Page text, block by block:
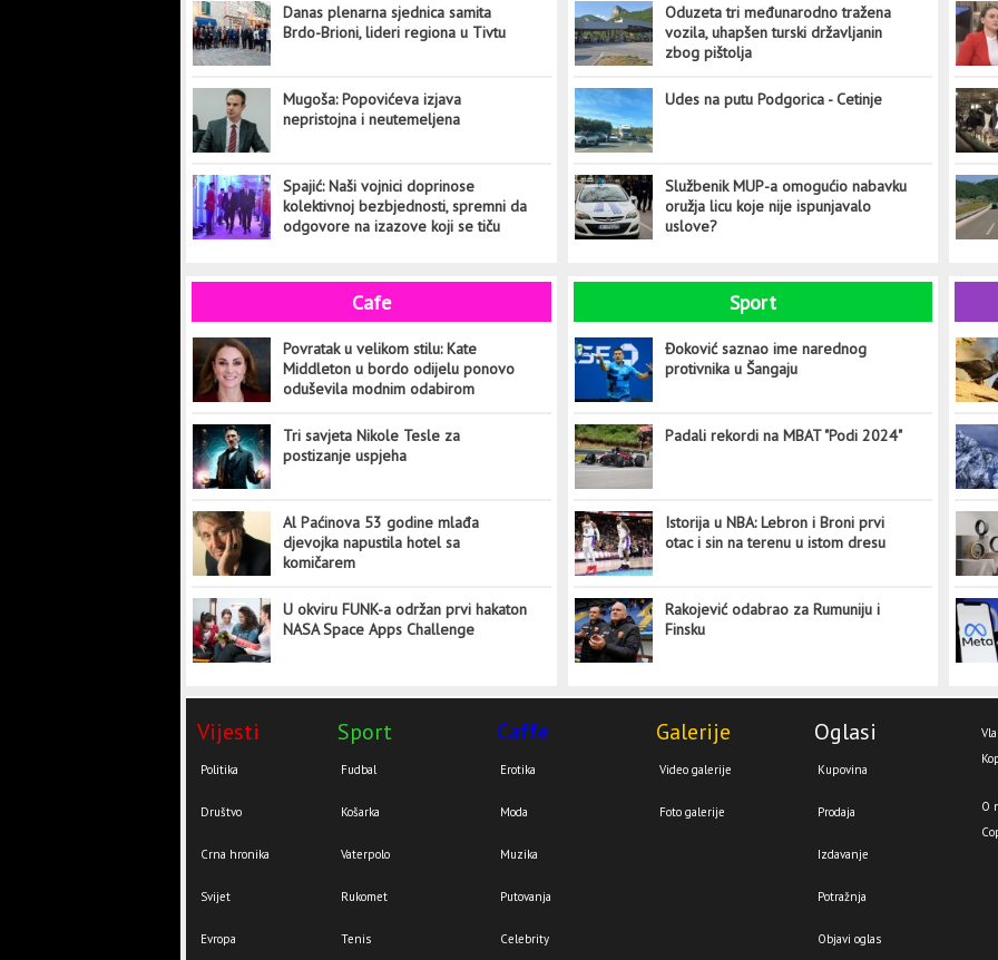
Danas plenarna sjednica samita
Brdo-Brioni, lideri regiona u Tivtu
Mugoša: Popovićeva izjava
nepristojna i neutemeljena
Spajić: Naši vojnici doprinose
kolektivnoj bezbjednosti, spremni da
odgovore na izazove koji se tiču
Oduzeta tri međunarodno tražena
vozila, uhapšen turski državljanin
zbog pištolja
Udes na putu Podgorica - Cetinje
Službenik MUP-a omogućio nabavku
oružja licu koje nije ispunjavalo
uslove?
Cafe
Povratak u velikom stilu: Kate
Middleton u bordo odijelu ponovo
oduševila modnim odabirom
Tri savjeta Nikole Tesle za
postizanje uspjeha
Al Paćinova 53 godine mlađa
djevojka napustila hotel sa
komičarem
U okviru FUNK-a održan prvi hakaton
NASA Space Apps Challenge
Sport
Đoković saznao ime narednog
protivnika u Šangaju
Padali rekordi na MBAT "Podi 2024"
Istorija u NBA: Lebron i Broni prvi
otac i sin na terenu u istom dresu
Rakojević odabrao za Rumuniju i
Finsku
Vijesti
Politika
Društvo
Crna hronika
Svijet
Evropa
Sport
Fudbal
Košarka
Vaterpolo
Rukomet
Tenis
Caffe
Erotika
Moda
Muzika
Putovanja
Celebrity
Galerije
Video galerije
Foto galerije
Oglasi
Kupovina
Prodaja
Izdavanje
Potražnja
Objavi oglas
O